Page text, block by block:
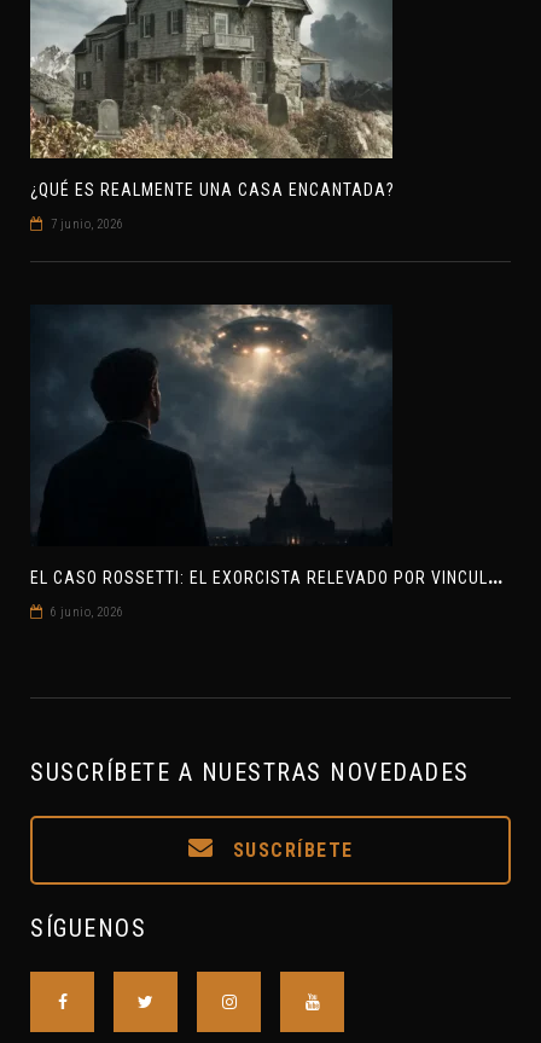
¿QUÉ ES REALMENTE UNA CASA ENCANTADA?
7 junio, 2026
E
L CASO ROSSETTI: EL EXORCISTA RELEVADO POR VINCULAR OVNIS Y DEMONIOS
6 junio, 2026
SUSCRÍBETE A NUESTRAS NOVEDADES
SUSCRÍBETE
SÍGUENOS